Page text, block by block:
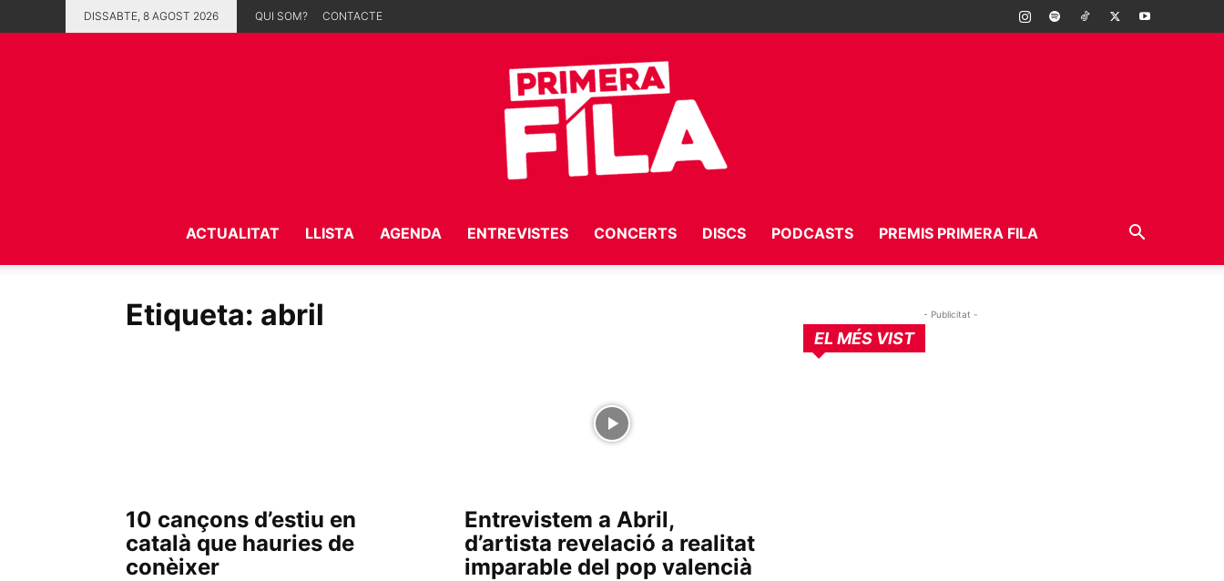
DISSABTE, 8 AGOST 2026 QUI SOM? CONTACTE
ACTUALITAT LLISTA AGENDA ENTREVISTES CONCERTS DISCS PODCASTS PREMIS PRIMERA FILA
Etiqueta: abril
10 cançons d’estiu en
català que hauries de
conèixer
Entrevistem a Abril,
d’artista revelació a realitat
imparable del pop valencià
- Publicitat -
EL MÉS VIST